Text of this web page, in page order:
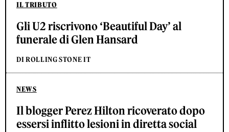
IL TRIBUTO
Gli U2 riscrivono ‘Beautiful Day’ al
funerale di Glen Hansard
DI ROLLING STONE IT
NEWS
Il blogger Perez Hilton ricoverato dopo
essersi inflitto lesioni in diretta social